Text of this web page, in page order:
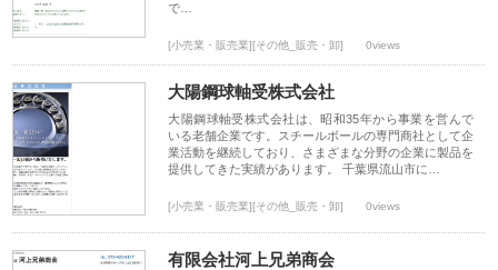
で…
[小売業・販売業][その他_販売・卸] 0views
大陽鋼球軸受株式会社
大陽鋼球軸受株式会社は、昭和35年から事業を営んで
いる老舗企業です。スチールボールの専門商社として企
業活動を継続しており、さまざまな分野の企業に製品を
提供してきた実績があります。 千葉県流山市に…
[小売業・販売業][その他_販売・卸] 0views
有限会社河上兄弟商会